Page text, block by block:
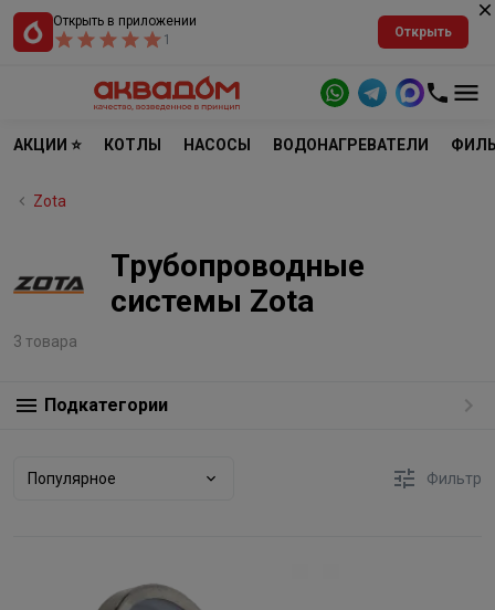
Открыть в приложении
1
Открыть
АКЦИИ ⭐ КОТЛЫ НАСОСЫ ВОДОНАГРЕВАТЕЛИ
Zota
Трубопроводные
системы Zota
3 товара
Подкатегории
Популярное Фильтр